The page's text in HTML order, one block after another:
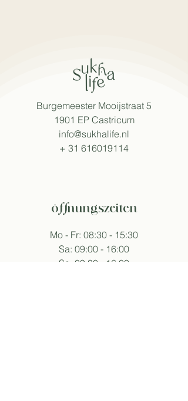
Burgemeester Mooijstraat 5
1901 EP Castricum
info@sukhalife.nl
+ 31 616019114
öffnungszeiten
Mo - Fr: 08:30 - 15:30
Sa: 09:00 - 16:00
So: 09:30 - 16:00